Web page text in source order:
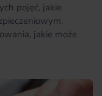
pojęć, jakie
jakie może